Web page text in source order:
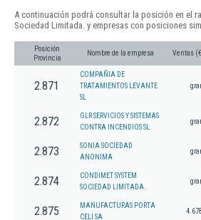
A continuación podrá consultar la posición en el
Sociedad Limitada. y empresas con posiciones
Posición
Provincia
Nombre de la empresa Ventas
2.871
COMPAÑIA DE
TRATAMIENTOS LEVANTE
SL
2.872
GLR SERVICIOS Y SISTEMAS
CONTRA INCENDIOS SL.
2.873
SONIA SOCIEDAD
ANONIMA
2.874
CONDIMET SYSTEM
SOCIEDAD LIMITADA.
2.875
MANUFACTURAS PORTA
CELI SA